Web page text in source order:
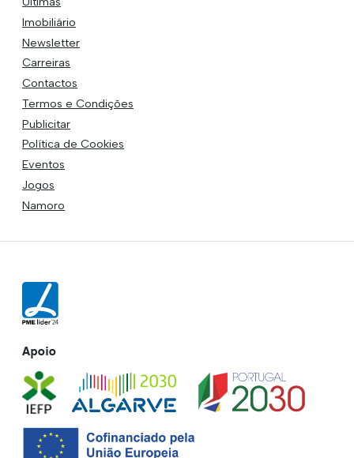
Imobiliário
Newsletter
Carreiras
Contactos
Termos e Condições
Publicitar
Política de Cookies
Eventos
Jogos
Namoro
Apoio